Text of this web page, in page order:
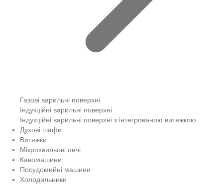
Газові варильні поверхні
Індукційні варильні поверхні
Індукційні варильні поверхні з інтегрованою витяжкою
Духові шафи
Витяжки
Мікрохвильові печі
Кавомашини
Посудомийні машини
Холодильники